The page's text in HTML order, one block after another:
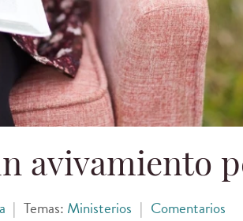
avivamiento
| Temas: Ministerios | Comentarios